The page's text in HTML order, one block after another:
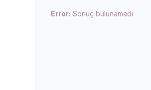
Error: Sonuç bulunamadı